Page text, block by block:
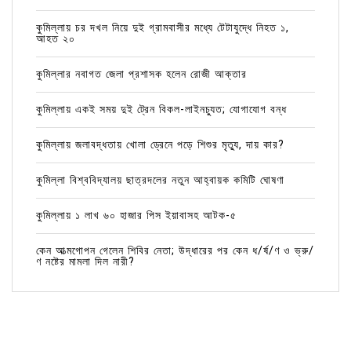
কুমিল্লায় চর দখল নিয়ে দুই গ্রামবাসীর মধ্যে টেটাযুদ্ধে নিহত ১,
আহত ২০
কুমিল্লার নবাগত জেলা প্রশাসক হলেন রোজী আক্তার
কুমিল্লায় একই সময় দুই ট্রেন বিকল-লাইনচ্যুত; যোগাযোগ বন্ধ
কুমিল্লায় জলাবদ্ধতায় খোলা ড্রেনে পড়ে শিশুর মৃত্যু, দায় কার?
কুমিল্লা বিশ্ববিদ্যালয় ছাত্রদলের নতুন আহ্বায়ক কমিটি ঘোষণা
কুমিল্লায় ১ লাখ ৬০ হাজার পিস ইয়াবাসহ আটক-৫
কেন আত্মগোপন গেলেন শিবির নেতা; উদ্ধারের পর কেন ধ/র্ষ/ণ ও ভ্রু/
ণ নষ্টের মামলা দিল নারী?